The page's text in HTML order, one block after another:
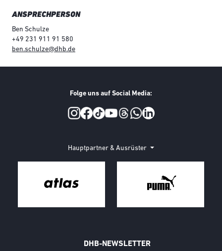
ANSPRECHPERSON
Ben Schulze
+49 231 911 91 580
ben.schulze@dhb.de
Folge uns auf Social Media:
Hauptpartner & Ausrüster
DHB-NEWSLETTER